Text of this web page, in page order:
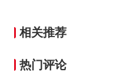
相关推荐
热门评论